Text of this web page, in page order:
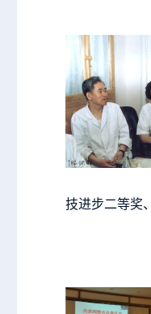
技进步二等奖